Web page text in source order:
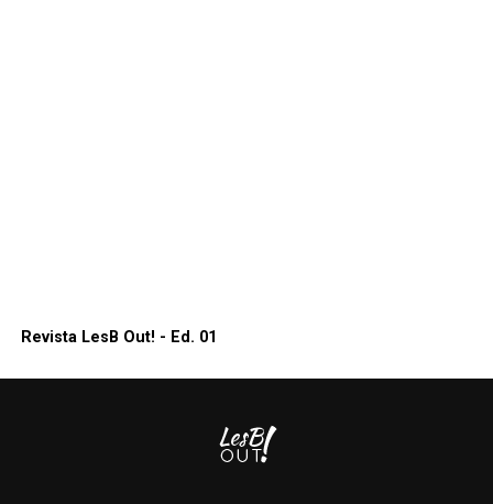
Revista LesB Out! - Ed. 01